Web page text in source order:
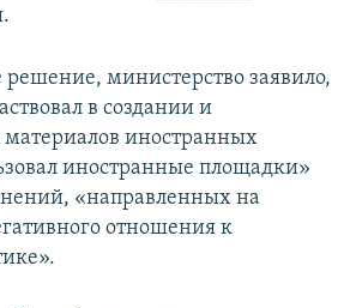
решение, министерство заявило,
в создании и
иностранных
иностранные площадки»
«направленных на
отношения к